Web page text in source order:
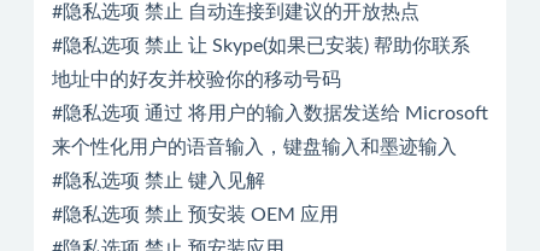
#隐私选项 禁止 自动连接到建议的开放热点
#隐私选项 禁止 让 Skype(如果已安装) 帮助你联系
地址中的好友并校验你的移动号码
#隐私选项 通过 将用户的输入数据发送给 Microsoft
来个性化用户的语音输入，键盘输入和墨迹输入
#隐私选项 禁止 键入见解
#隐私选项 禁止 预安装 OEM 应用